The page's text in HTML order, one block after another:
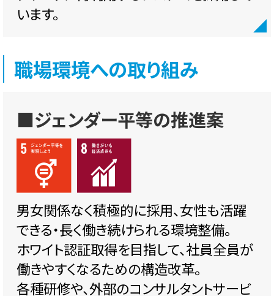
います。
職場環境への取り組み
■ジェンダー平等の推進案
男女関係なく積極的に採用、女性も活躍
できる・長く働き続けられる環境整備。
ホワイト認証取得を目指して、社員全員が
働きやすくなるための構造改革。
各種研修や、外部のコンサルタントサービ